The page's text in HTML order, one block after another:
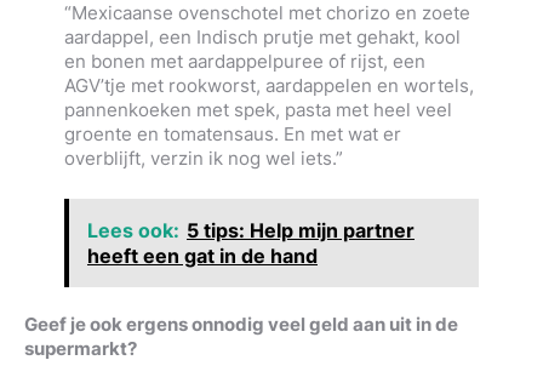
“Mexicaanse ovenschotel met chorizo en zoete
aardappel, een Indisch prutje met gehakt, kool
en bonen met aardappelpuree of rijst, een
AGV’tje met rookworst, aardappelen en wortels,
pannenkoeken met spek, pasta met heel veel
groente en tomatensaus. En met wat er
overblijft, verzin ik nog wel iets.”
Lees ook: 5 tips: Help mijn partner
heeft een gat in de hand
Geef je ook ergens onnodig veel geld aan uit in de
supermarkt?